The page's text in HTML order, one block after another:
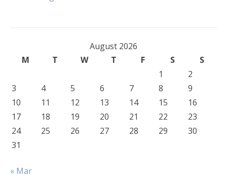
August 2026
M
T W T F S
S
1
2
3
4 5 6 7 8
9
10
11 12 13 14 15
16
17
18 19 20 21 22
23
24
25 26 27 28 29
30
31
« Mar